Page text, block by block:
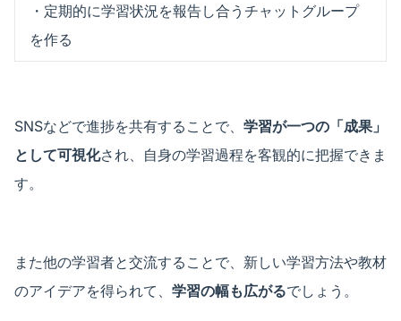
・定期的に学習状況を報告し合うチャットグループ
を作る
SNSなどで進捗を共有することで、 学習が一つの「成果」
として可視化され、自身の学習過程を客観的に把握できま
す。
また他の学習者と交流することで、新しい学習方法や教材
のアイデアを得られて、 学習の幅も広がるでしょう。